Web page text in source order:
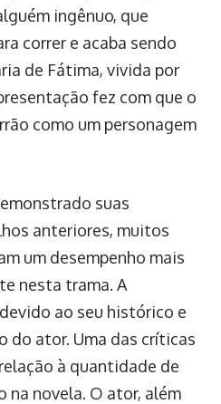
ingênuo, que
correr e acaba sendo
de Fátima, vivida por
fez com que o
como um personagem
suas
anteriores, muitos
um desempenho mais
nesta trama. A
ao seu histórico e
do ator. Uma das críticas
à quantidade de
na novela. O ator, além